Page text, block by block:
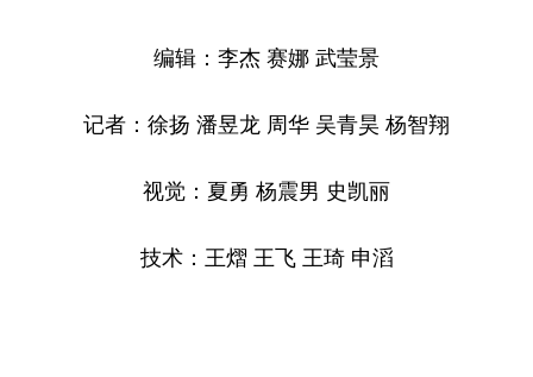
编辑：李杰 赛娜 武莹景
记者：徐扬 潘昱龙 周华 吴青昊 杨智翔
视觉：夏勇 杨震男 史凯丽
技术：王熠 王飞 王琦 申滔